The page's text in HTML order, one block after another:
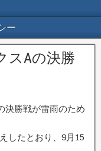
ー
スAの決勝
決勝戦が雷雨のため
したとおり、9月15